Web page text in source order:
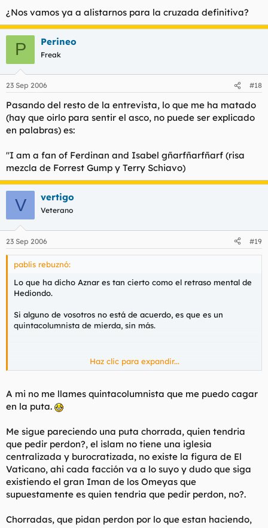
¿Nos vamos ya a alistarnos para la cruzada definitiva?
P Perineo
Freak
23 Sep 2006 #18
Pasando del resto de la entrevista, lo que me ha matado
(hay que oirlo para sentir el asco, no puede ser explicado
en palabras) es:
"I am a fan of Ferdinan and Isabel gñarfñarfñarf (risa
mezcla de Forrest Gump y Terry Schiavo)
V vertigo
Veterano
23 Sep 2006 #19
pablis rebuznó:
Lo que ha dicho Aznar es tan cierto como el retraso mental de
Hediondo.
Si alguno de vosotros no está de acuerdo, es que es un
quintacolumnista de mierda, sin más.
Maese, entre lo del Papa del otro día y ahora lo de Aznar, se te
¿Nos vamos ya a alistarnos para la cruzada definitiva?
Haz clic para expandir...
A mi no me llames quintacolumnista que me puedo cagar
en la puta.
Me sigue pareciendo una puta chorrada, quien tendria
que pedir perdon?, el islam no tiene una iglesia
centralizada y burocratizada, no existe la figura de El
Vaticano, ahi cada facción va a lo suyo y dudo que siga
existiendo el gran Iman de los Omeyas que
supuestamente es quien tendria que pedir perdon, no?.
Chorradas, que pidan perdon por lo que estan haciendo,